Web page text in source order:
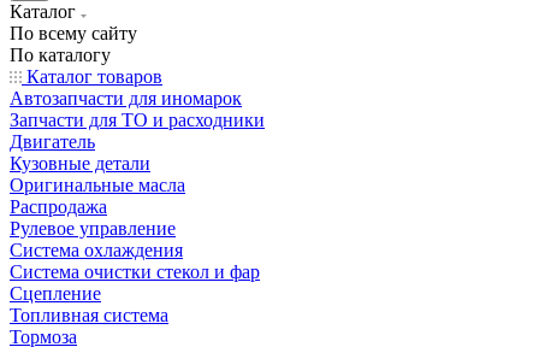
Каталог
По всему сайту
По каталогу
Каталог товаров
Автозапчасти для иномарок
Запчасти для ТО и расходники
Двигатель
Кузовные детали
Оригинальные масла
Распродажа
Рулевое управление
Система охлаждения
Система очистки стекол и фар
Сцепление
Топливная система
Тормоза